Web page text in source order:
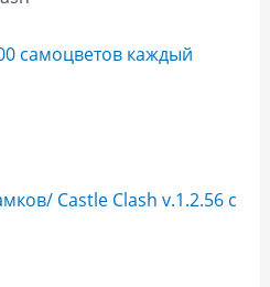
самоцветов каждый
Castle Clash v.1.2.56 с